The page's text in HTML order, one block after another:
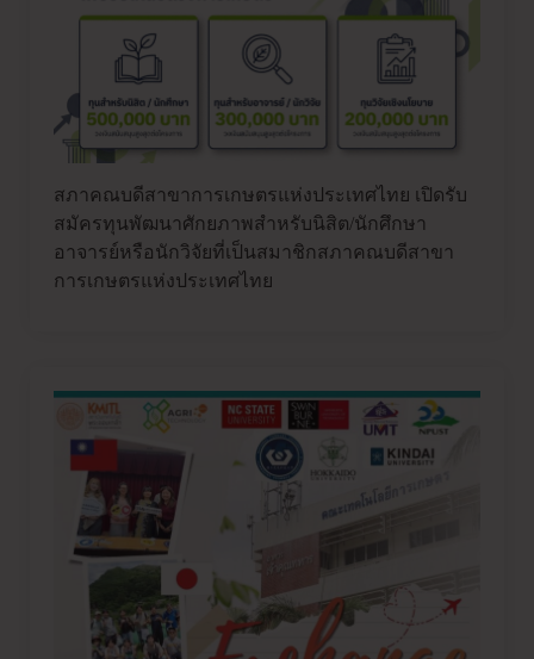
สภาคณบดีสาขาการเกษตรแห่งประเทศไทย เปิดรับ
สมัครทุนพัฒนาศักยภาพสำหรับนิสิต/นักศึกษา
อาจารย์หรือนักวิจัยที่เป็นสมาชิกสภาคณบดีสาขา
การเกษตรแห่งประเทศไทย